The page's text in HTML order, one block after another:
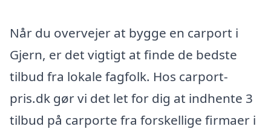
Når du overvejer at bygge en carport i
Gjern, er det vigtigt at finde de bedste
tilbud fra lokale fagfolk. Hos carport-
pris.dk gør vi det let for dig at indhente 3
tilbud på carporte fra forskellige firmaer i